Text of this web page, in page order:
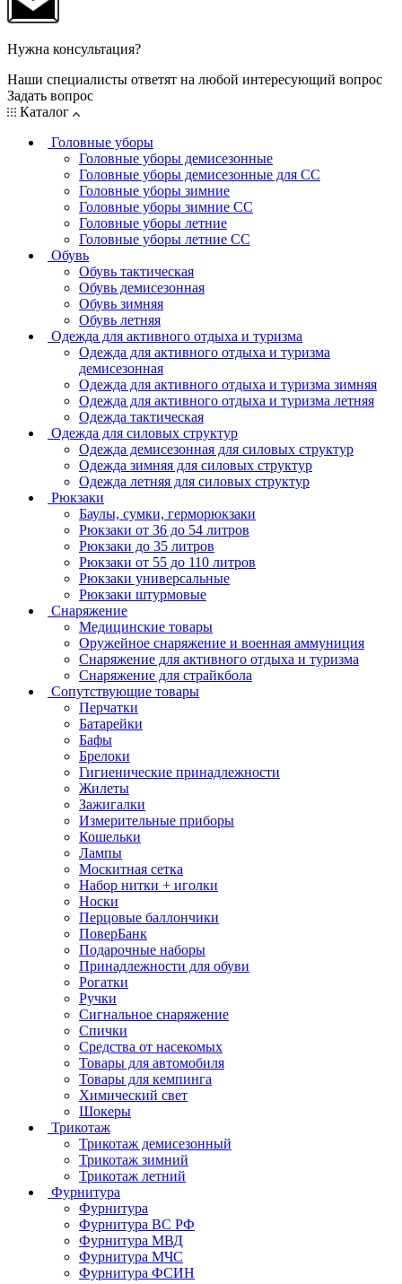
Нужна консультация?
Наши специалисты ответят на любой интересующий вопрос
Задать вопрос
Каталог
Головные уборы
Головные уборы демисезонные
Головные уборы демисезонные для СС
Головные уборы зимние
Головные уборы зимние СС
Головные уборы летние
Головные уборы летние СС
Обувь
Обувь тактическая
Обувь демисезонная
Обувь зимняя
Обувь летняя
Одежда для активного отдыха и туризма
Одежда для активного отдыха и туризма
демисезонная
Одежда для активного отдыха и туризма зимняя
Одежда для активного отдыха и туризма летняя
Одежда тактическая
Одежда для силовых структур
Одежда демисезонная для силовых структур
Одежда зимняя для силовых структур
Одежда летняя для силовых структур
Рюкзаки
Баулы, сумки, герморюкзаки
Рюкзаки от 36 до 54 литров
Рюкзаки до 35 литров
Рюкзаки от 55 до 110 литров
Рюкзаки универсальные
Рюкзаки штурмовые
Снаряжение
Медицинские товары
Оружейное снаряжение и военная аммуниция
Снаряжение для активного отдыха и туризма
Снаряжение для страйкбола
Сопутствующие товары
Перчатки
Батарейки
Бафы
Брелоки
Гигиенические принадлежности
Жилеты
Зажигалки
Измерительные приборы
Кошельки
Лампы
Москитная сетка
Набор нитки + иголки
Носки
Перцовые баллончики
ПоверБанк
Подарочные наборы
Принадлежности для обуви
Рогатки
Ручки
Сигнальное снаряжение
Спички
Средства от насекомых
Товары для автомобиля
Товары для кемпинга
Химический свет
Шокеры
Трикотаж
Трикотаж демисезонный
Трикотаж зимний
Трикотаж летний
Фурнитура
Фурнитура
Фурнитура ВС РФ
Фурнитура МВД
Фурнитура МЧС
Фурнитура ФСИН